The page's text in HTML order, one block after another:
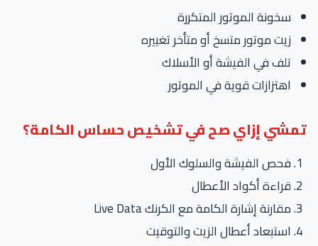
سخونة الموتور المتكررة
زيت موتور متسخ أو متأخر تغييره
تلف في الفيشة أو الأسلاك
اهتزازات قوية في الموتور
تمشي إزاي صح في تشخيص حساس الكامة؟
فحص الفيشة والسلوك الأول
قراءة أكواد الأعطال
مقارنة إشارة الكامة مع الكرنك Live Data
استبعاد أعطال الزيت والتوقيت